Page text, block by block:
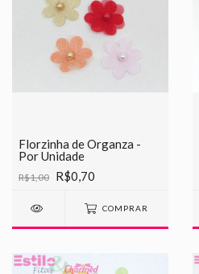
Florzinha de Organza -
Por Unidade
R$1,00 R$0,70
COMPRAR